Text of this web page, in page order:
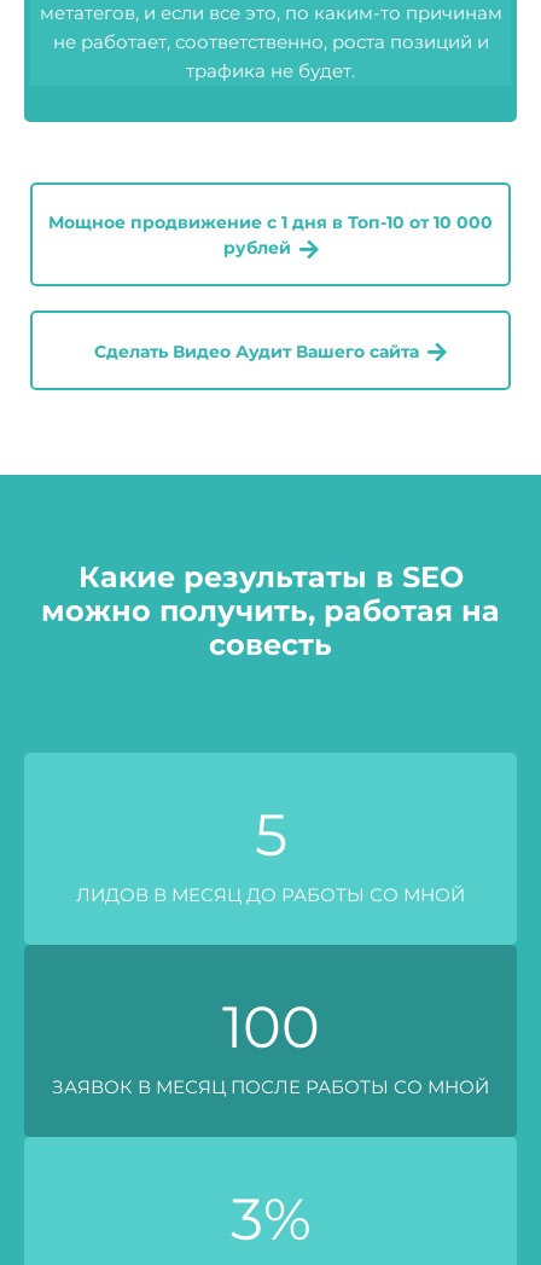
метатегов, и если все это, по каким-то причинам
не работает, соответственно, роста позиций и
трафика не будет.
Мощное продвижение с 1 дня в Топ-10 от 10 000
рублей
Сделать Видео Аудит Вашего сайта
Какие результаты в SEO
можно получить, работая на
совесть
5
ЛИДОВ В МЕСЯЦ ДО РАБОТЫ СО МНОЙ
100
ЗАЯВОК В МЕСЯЦ ПОСЛЕ РАБОТЫ СО МНОЙ
3%